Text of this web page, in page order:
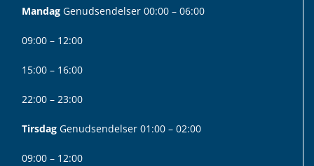
Mandag Genudsendelser 00:00 – 06:00
09:00 – 12:00
15:00 – 16:00
22:00 – 23:00
Tirsdag Genudsendelser 01:00 – 02:00
09:00 – 12:00